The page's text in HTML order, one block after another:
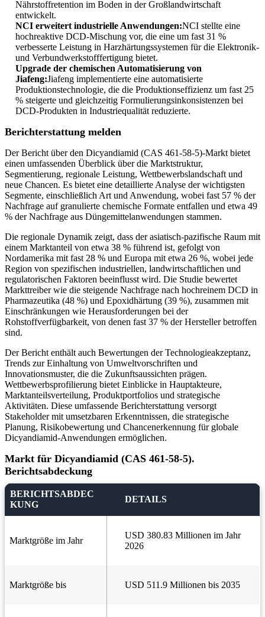
Nährstoffretention im Boden in der Großlandwirtschaft
entwickelt.
NCI erweitert industrielle Anwendungen:NCI stellte eine
hochreaktive DCD-Mischung vor, die eine um fast 31 %
verbesserte Leistung in Harzhärtungssystemen für die Elektronik-
und Verbundwerkstofffertigung bietet.
Upgrade der chemischen Automatisierung von
Jiafeng:Jiafeng implementierte eine automatisierte
Produktionstechnologie, die die Produktionseffizienz um fast 25
% steigerte und gleichzeitig Formulierungsinkonsistenzen bei
DCD-Produkten in Industriequalität reduzierte.
Berichterstattung melden
Der Bericht über den Dicyandiamid (CAS 461-58-5)-Markt bietet
einen umfassenden Überblick über die Marktstruktur,
Segmentierung, regionale Leistung, Wettbewerbslandschaft und
neue Chancen. Es bietet eine detaillierte Analyse der wichtigsten
Segmente, einschließlich Art und Anwendung, wobei fast 57 % der
Nachfrage auf granulierte chemische Formate entfallen und etwa 49
% der Nachfrage aus Düngemittelanwendungen stammen.
Die regionale Dynamik zeigt, dass der asiatisch-pazifische Raum mit
einem Marktanteil von etwa 38 % führend ist, gefolgt von
Nordamerika mit fast 28 % und Europa mit etwa 26 %, wobei jede
Region von spezifischen industriellen, landwirtschaftlichen und
regulatorischen Faktoren beeinflusst wird. Die Studie bewertet
Markttreiber wie die steigende Nachfrage nach hochreinem DCD in
Pharmazeutika (48 %) und Epoxidhärtung (39 %), zusammen mit
Einschränkungen wie Herausforderungen bei der
Rohstoffverfügbarkeit, von denen fast 37 % der Hersteller betroffen
sind.
Der Bericht enthält auch Bewertungen der Technologieakzeptanz,
Trends zur Einhaltung von Umweltvorschriften und
Innovationsmuster, die die Zukunftsaussichten prägen.
Wettbewerbsprofilierung bietet Einblicke in Hauptakteure,
Marktanteilsverteilung, Produktportfolios und strategische
Aktivitäten. Diese umfassende Berichterstattung versorgt
Stakeholder mit umsetzbaren Erkenntnissen, die strategische
Planung, Risikobewertung und Chancenerkennung für globale
Dicyandiamid-Anwendungen ermöglichen.
Markt für Dicyandiamid (CAS 461-58-5).
Berichtsabdeckung
BERICHTSABDEC
KUNG
DETAILS
Marktgröße im Jahr
USD 380.83 Millionen im Jahr
2026
Marktgröße bis USD 511.9 Millionen bis 2035